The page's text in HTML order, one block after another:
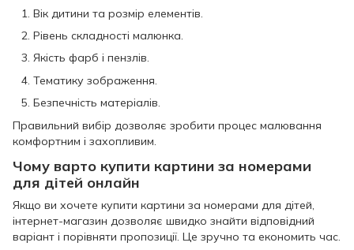
Вік дитини та розмір елементів.
Рівень складності малюнка.
Якість фарб і пензлів.
Тематику зображення.
Безпечність матеріалів.
Правильний вибір дозволяє зробити процес малювання
комфортним і захопливим.
Чому варто купити картини за номерами
для дітей онлайн
Якщо ви хочете купити картини за номерами для дітей,
інтернет-магазин дозволяє швидко знайти відповідний
варіант і порівняти пропозиції. Це зручно та економить час.